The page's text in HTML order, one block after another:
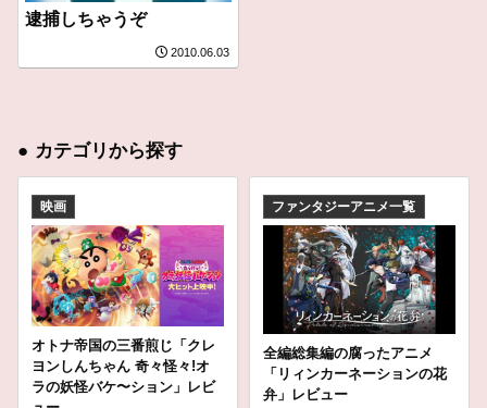
逮捕しちゃうぞ
2010.06.03
● カテゴリから探す
映画
オトナ帝国の三番煎じ「クレ
ヨンしんちゃん 奇々怪々!オ
ラの妖怪バケ〜ション」レビ
ファンタジーアニメ一覧
全編総集編の腐ったアニメ
「リィンカーネーションの花
弁」レビュー